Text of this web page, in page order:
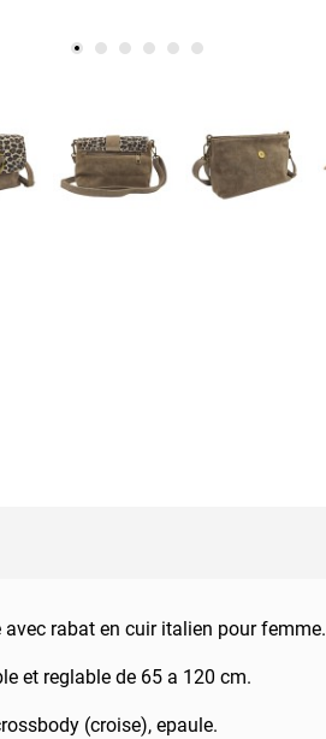
avec rabat en cuir italien pour femme.
et reglable de 65 a 120 cm.
(croise), epaule.